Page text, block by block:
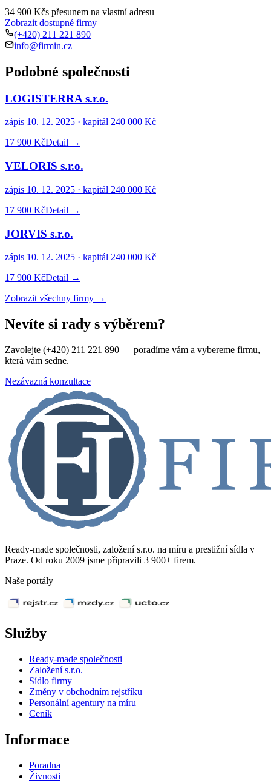
34 900 Kčs přesunem na vlastní adresu
Zobrazit dostupné firmy
(+420) 211 221 890
info@firmin.cz
Podobné společnosti
LOGISTERRA s.r.o.
zápis 10. 12. 2025 · kapitál 240 000 Kč
17 900 KčDetail →
VELORIS s.r.o.
zápis 10. 12. 2025 · kapitál 240 000 Kč
17 900 KčDetail →
JORVIS s.r.o.
zápis 10. 12. 2025 · kapitál 240 000 Kč
17 900 KčDetail →
Zobrazit všechny firmy →
Nevíte si rady s výběrem?
Zavolejte (+420) 211 221 890 — poradíme vám a vybereme firmu,
která vám sedne.
Nezávazná konzultace
Ready-made společnosti, založení s.r.o. na míru a prestižní sídla v
Praze. Od roku 2009 jsme připravili 3 900+ firem.
Naše portály
Služby
Ready-made společnosti
Založení s.r.o.
Sídlo firmy
Změny v obchodním rejstříku
Personální agentury na míru
Ceník
Informace
Poradna
Živnosti